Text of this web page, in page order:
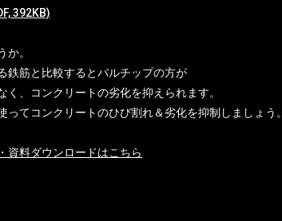
392KB)
か。
鉄筋と比較するとバルチップの方が
く、コンクリートの劣化を抑えられます。
ってコンクリートのひび割れ＆劣化を抑制しましょう。
資料ダウンロードはこちら